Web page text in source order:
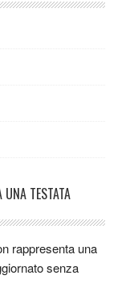
UNA TESTATA
rappresenta una
senza